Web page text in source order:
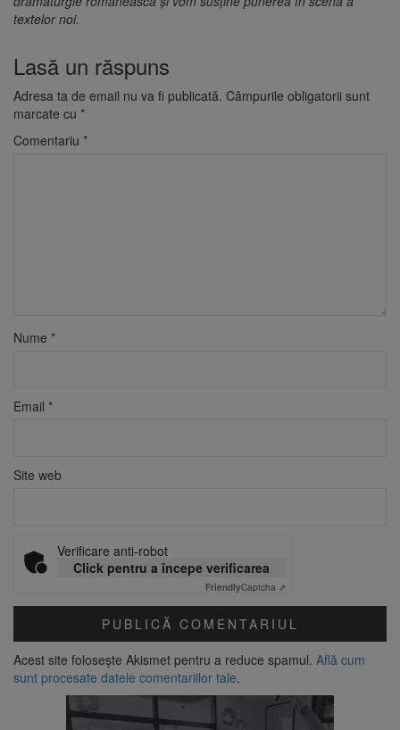
textelor noi.
Lasă un răspuns
Adresa ta de email nu va fi publicată. Câmpurile obligatorii sunt
marcate cu *
Comentariu *
Nume *
Email *
Site web
Verificare anti-robot
Click pentru a începe verificarea
FriendlyCaptcha ⇗
Acest site folosește Akismet pentru a reduce spamul. Află cum
sunt procesate datele comentariilor tale.